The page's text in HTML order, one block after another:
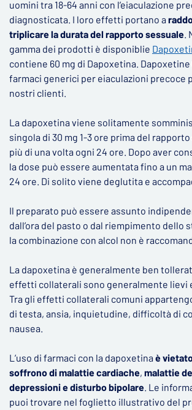
uomini tra 18-64 anni con l’eiaculazione
diagnosticata. I loro effetti portano a
triplicare la durata del rapporto sessuale.
gamma dei prodotti è disponiblie
contiene 60 mg di Dapoxetina. Dapoxetine
farmaci generici per eiaculazioni precoce
nostri clienti.
La dapoxetina viene solitamente
singola di 30 mg 1-3 ore prima del
più di una volta ogni 24 ore. Dopo aver
la dose può essere aumentata fino a un
24 ore. Di solito viene deglutita e
Il preparato può essere assunto
dall’ora del pasto o dal riempimento dello
la combinazione con alcol non è
La dapoxetina è generalmente ben
effetti collaterali sono generalmente lievi
Tra gli effetti collaterali comuni
di testa, ansia, inquietudine, difficoltà di
nausea.
L’uso di farmaci con la dapoxetina è
soffrono di malattie cardiache, malattie
depressioni e disturbo bipolare. Le
puoi trovare nel foglietto illustrativo del